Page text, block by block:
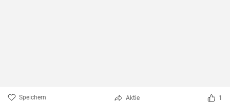
Speichern Aktie 1